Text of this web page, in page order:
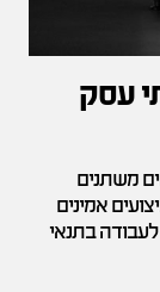
עסק
משתנים
אמינים
בתנאי